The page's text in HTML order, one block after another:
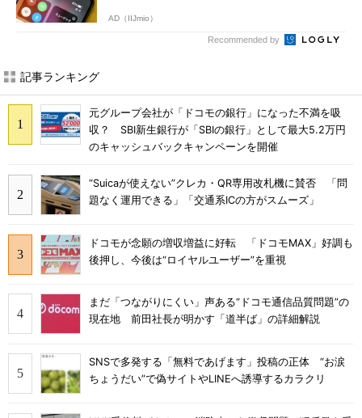
AD（IIJmio）
Recommended by
記事ランキング
元グループ会社が「ドコモの銀行」になった不満を吸
収？ SBI新生銀行が「SBIの銀行」として最大5.2万円
のキャッシュバックキャンペーンを開催
“Suicaが使えない”クレカ・QR専用改札機に賛否 「問
題なく運用できる」「交通系ICの方がスムーズ」
ドコモが念願の増収増益に好転 「ドコモMAX」好調も
後押し、今後は“ロイヤルユーザー”を重視
まだ「つながりにくい」声ある“ドコモ通信品質問題”の
現在地 前田社長が明かす「道半ば」の詳細解説
SNSで多発する「無料であげます」投稿の正体 “お涙
ちょうだい”で偽サイトやLINEへ誘導するカラクリ